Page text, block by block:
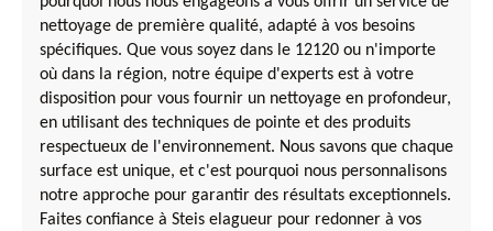
nettoyage de première qualité, adapté à vos besoins
spécifiques. Que vous soyez dans le 12120 ou n'importe
où dans la région, notre équipe d'experts est à votre
disposition pour vous fournir un nettoyage en profondeur,
en utilisant des techniques de pointe et des produits
respectueux de l'environnement. Nous savons que chaque
surface est unique, et c'est pourquoi nous personnalisons
notre approche pour garantir des résultats exceptionnels.
Faites confiance à Steis elagueur pour redonner à vos